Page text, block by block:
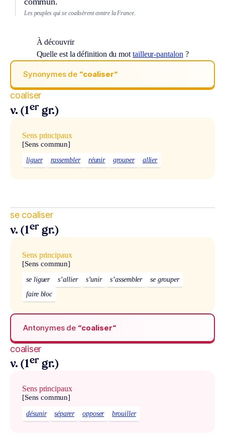
Les peuples qui se coalisèrent contre la France.
À découvrir
Quelle est la définition du mot tailleur-pantalon ?
Synonymes de “coaliser“
coaliser
v. (1er gr.)
Sens principaux
[Sens commun]
liguer rassembler réunir grouper allier
se coaliser
v. (1er gr.)
Sens principaux
[Sens commun]
se liguer s’allier s’unir s’assembler
se grouper
faire bloc
Antonymes de “coaliser“
coaliser
v. (1er gr.)
Sens principaux
[Sens commun]
désunir séparer opposer brouiller